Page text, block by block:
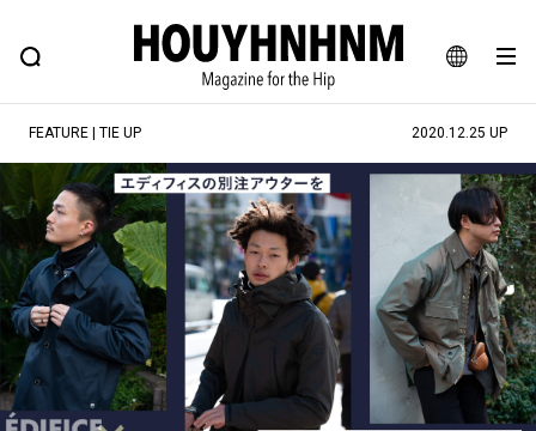
JA
EN
FEATURE BLOG SNAP
ヒップなファッション、カルチャー、ライフスタイルWEBマガジン
#注目のタグ
#SHOPPING ADDICT #憧れの逸品
#ESSENTIAL DESIGNS #古着サミット
#NEW VINTAGE #マイナーグッド図鑑
#路地裏てぃーん。 #MONTHLY JOURNAL
#GH 銘品の所以 #フイナムのYouTube
FEATURE | TIE UP 2020.12.25 UP